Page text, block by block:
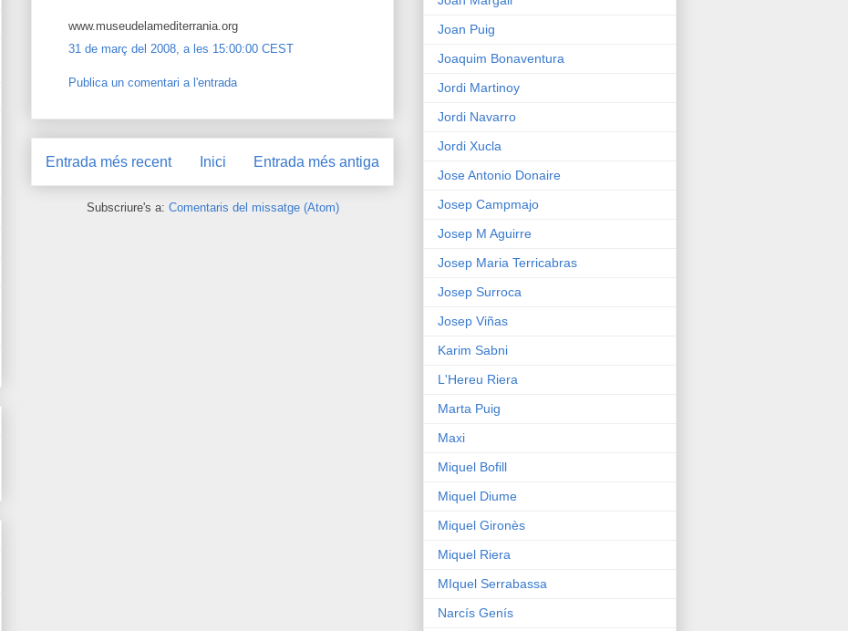
www.museudelamediterrania.org
31 de març del 2008, a les 15:00:00 CEST
Publica un comentari a l'entrada
Entrada més recent Entrada més antiga
Inici
Subscriure's a: Comentaris del missatge (Atom)
Joan Puig
Joaquim Bonaventura
Jordi Martinoy
Jordi Navarro
Jordi Xucla
Jose Antonio Donaire
Josep Campmajo
Josep M Aguirre
Josep Maria Terricabras
Josep Surroca
Josep Viñas
Karim Sabni
L'Hereu Riera
Marta Puig
Maxi
Miquel Bofill
Miquel Diume
Miquel Gironès
Miquel Riera
MIquel Serrabassa
Narcís Genís